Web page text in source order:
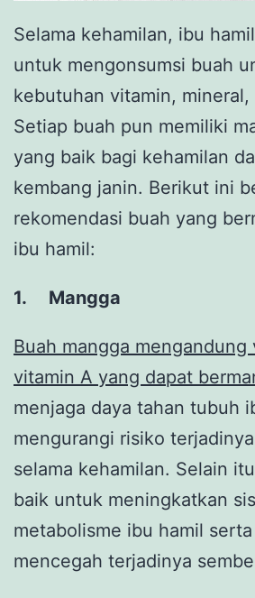
Selama kehamilan, ibu
untuk mengonsumsi buah
kebutuhan vitamin, mineral,
Setiap buah pun memiliki
yang baik bagi kehamilan
kembang janin. Berikut ini
rekomendasi buah yang
ibu hamil:
1. Mangga
Buah mangga mengandung
vitamin A yang dapat
menjaga daya tahan tubuh
mengurangi risiko
selama kehamilan. Selain
baik untuk meningkatkan
metabolisme ibu hamil
mencegah terjadinya